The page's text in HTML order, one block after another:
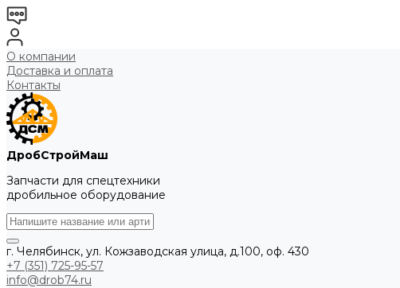
О компании
Доставка и оплата
Контакты
ДробСтройМаш
Запчасти для спецтехники
дробильное оборудование
г. Челябинск, ул. Кожзаводская улица, д.100, оф. 430
+7 (351) 725-95-57
info@drob74.ru